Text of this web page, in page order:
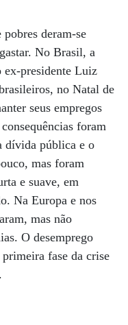
deram-se
No Brasil, a
ex-presidente Luiz
no Natal de
seus empregos
foram
dívida pública e o
mas foram
e suave, em
Na Europa e nos
mas não
O desemprego
fase da crise